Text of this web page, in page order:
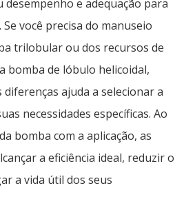
desempenho e adequação para
você precisa do manuseio
trilobular ou dos recursos de
bomba de lóbulo helicoidal,
ajuda a selecionar a
necessidades específicas. Ao
bomba com a aplicação, as
a eficiência ideal, reduzir o
a vida útil dos seus